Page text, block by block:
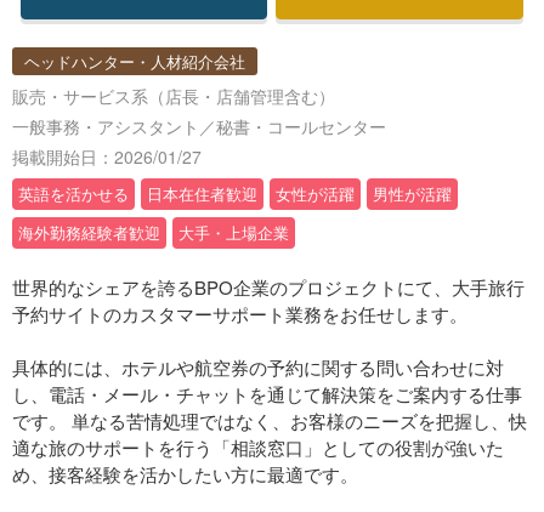
ヘッドハンター・人材紹介会社
販売・サービス系（店長・店舗管理含む）
一般事務・アシスタント／秘書・コールセンター
掲載開始日：2026/01/27
英語を活かせる 日本在住者歓迎 女性が活躍
男性が活躍
海外勤務経験者歓迎
大手・上場企業
世界的なシェアを誇るBPO企業のプロジェクトにて、大手旅行
予約サイトのカスタマーサポート業務をお任せします。
具体的には、ホテルや航空券の予約に関する問い合わせに対
し、電話・メール・チャットを通じて解決策をご案内する仕事
です。 単なる苦情処理ではなく、お客様のニーズを把握し、快
適な旅のサポートを行う「相談窓口」としての役割が強いた
め、接客経験を活かしたい方に最適です。